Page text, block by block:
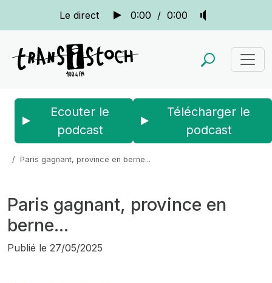
Le direct 0:00 / 0:00
Ecouter le
podcast
Télécharger le
podcast
Paris gagnant, province en berne...
Paris gagnant, province en
berne...
Publié le 27/05/2025